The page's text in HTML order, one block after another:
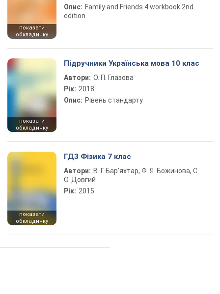
показати
обкладинку
Опис: Family and Friends 4 workbook 2nd
edition
показати
обкладинку
Підручники Українська мова 10 клас
Автори: О. П. Глазова
Рік: 2018
Опис: Рівень стандарту
показати
обкладинку
ГДЗ Фізика 7 клас
Автори: В. Г. Бар’яхтар, Ф. Я. Божинова, С.
О. Довгий
Рік: 2015